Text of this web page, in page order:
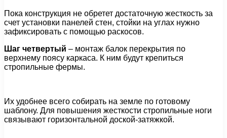
Пока конструкция не обретет достаточную жесткость за
счет установки панелей стен, стойки на углах нужно
зафиксировать с помощью раскосов.
Шаг четвертый – монтаж балок перекрытия по
верхнему поясу каркаса. К ним будут крепиться
стропильные фермы.
Их удобнее всего собирать на земле по готовому
шаблону. Для повышения жесткости стропильные ноги
связывают горизонтальной доской-затяжкой.